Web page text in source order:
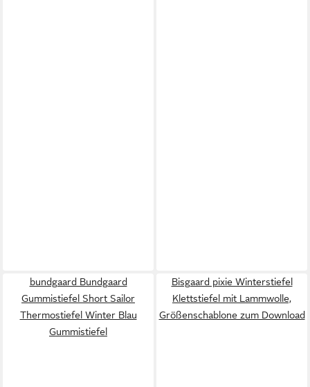
bundgaard Bundgaard
Gummistiefel Short Sailor
Thermostiefel Winter Blau
Gummistiefel
Bisgaard pixie Winterstiefel
Klettstiefel mit Lammwolle,
Größenschablone zum Download